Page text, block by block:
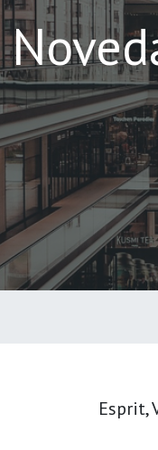
Esprit,